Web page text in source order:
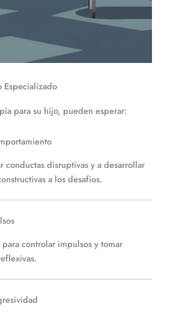
Especializado
para su hijo, pueden esperar:
conductas disruptivas y a desarrollar
a los desafíos.
para controlar impulsos y tomar